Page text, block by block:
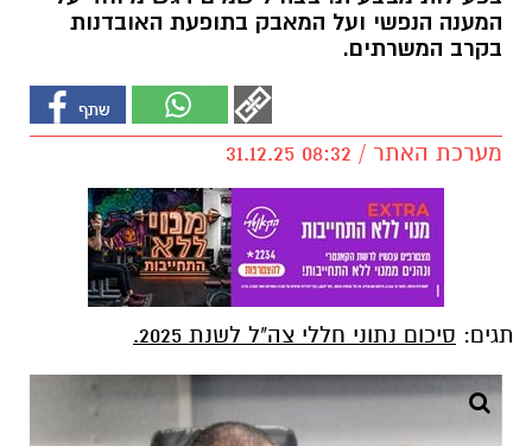
המענה הנפשי ועל המאבק בתופעת האובדנות
בקרב המשרתים.
מערכת האתר / 08:32 31.12.25
תגים: סיכום נתוני חללי צה"ל לשנת 2025.